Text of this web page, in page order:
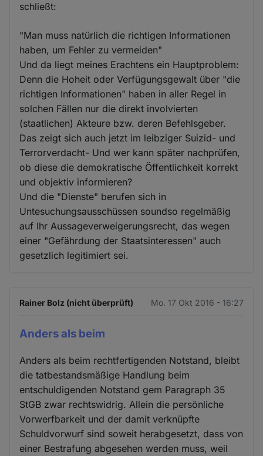
schließt:
"Man muss natürlich die richtigen Informationen
haben, um Fehler zu vermeiden"
Und da liegt meines Erachtens ein Hauptproblem:
Denn die Hoheit oder Verfügungsgewalt über "die
richtigen Informationen" haben in aller Regel in
solchen Fällen nur die direkt involvierten
(staatlichen) Akteure bzw. deren Befehlsgeber.
Das zeigt sich auch jetzt im leibziger Suizid- und
Terrorverdacht- Und wer kann später nachprüfen,
ob diese die demokratische Öffentlichkeit korrekt
und objektiv informieren?
Und die "Dienste" berufen sich in
Untesuchungsausschüssen soundso regelmäßig
auf Ihr Aussageverweigerungsrecht, das wegen
einer "Gefährdung der Staatsinteressen" auch
gesetzlich legitimiert sei.
Rainer Bolz (nicht überprüft) Mo. 17 Okt 2016 - 16:27
Anders als beim
Anders als beim rechtfertigenden Notstand, bleibt
die tatbestandsmäßige Handlung beim
entschuldigenden Notstand gem Paragraph 35
StGB zwar rechtswidrig. Allein die persönliche
Vorwerfbarkeit und der damit verknüpfte
Schuldvorwurf sind soweit herabgesetzt, dass von
einer Bestrafung abgesehen werden muss, weil